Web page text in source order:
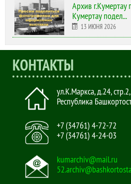
Архив г.Кумертау
Кумертау подел...
13 ИЮНЯ 2026
КОНТАКТЫ
ул.К.Маркса, д.24, стр.2,
Республика
+7 (34761) 4-72-72
+7 (34761) 4-24-03
kumarchiv@mail.ru